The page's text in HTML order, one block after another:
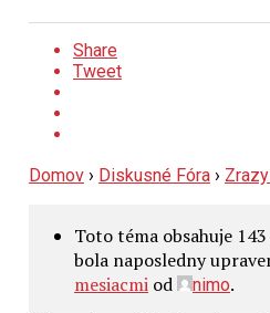
Share
Tweet
Domov › Diskusné Fóra ›
Toto téma obsahuje
bola naposledny
mesiacmiod nimo.